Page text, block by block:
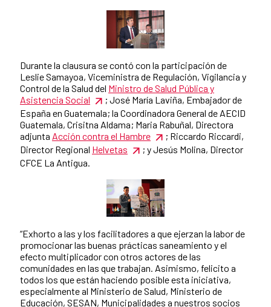
Durante la clausura se contó con la participación de
Leslie Samayoa, Viceministra de Regulación, Vigilancia y
Control de la Salud del Ministro de Salud Pública y
Asistencia Social
; José María Laviña, Embajador de
España en Guatemala; la Coordinadora General de AECID
Guatemala, Crisitna Aldama; Maria Rabuñal, Directora
adjunta Acción contra el Hambre
; Riccardo Riccardi,
Director Regional Helvetas
; y Jesús Molina, Director
CFCE La Antigua.
“Exhorto a las y los facilitadores a que ejerzan la labor de
promocionar las buenas prácticas saneamiento y el
efecto multiplicador con otros actores de las
comunidades en las que trabajan. Asimismo, felicito a
todos los que están haciendo posible esta iniciativa,
especialmente al Ministerio de Salud, Ministerio de
Educación, SESAN, Municipalidades a nuestros socios